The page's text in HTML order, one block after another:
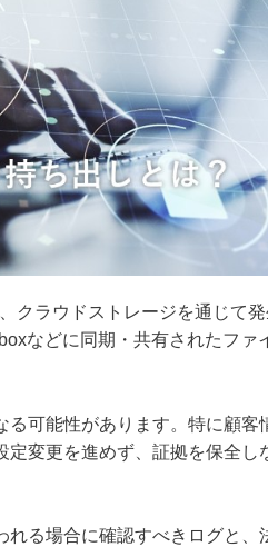
クラウドストレージを通じて発
などに同期・共有されたファ
る可能性があります。特に顧客
変更を進めず、証拠を保全し
れる場合に確認すべきログと、